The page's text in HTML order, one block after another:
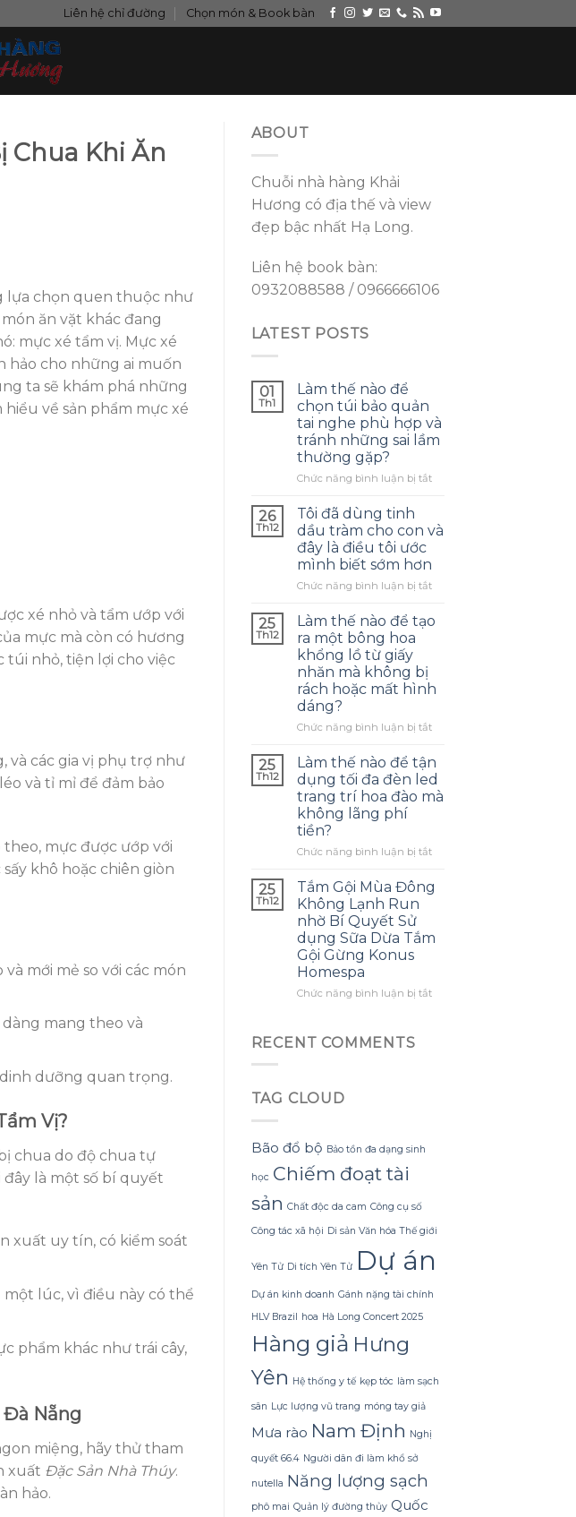
Liên hệ chỉ đường Chọn món & Book bàn
Chua Khi Ăn
lựa chọn quen thuộc như
ăn vặt khác đang
mực xé tẩm vị. Mực xé
hảo cho những ai muốn
ta sẽ khám phá những
về sản phẩm mực xé
xé nhỏ và tẩm ướp với
mực mà còn có hương
túi nhỏ, tiện lợi cho việc
và các gia vị phụ trợ như
và tỉ mỉ để đảm bảo
theo, mực được ướp với
khô hoặc chiên giòn
mới mẻ so với các món
mang theo và
dưỡng quan trọng.
Vị?
chua do độ chua tự
là một số bí quyết
xuất uy tín, có kiểm soát
lúc, vì điều này có thể
phẩm khác như trái cây,
Đà Nẵng
miệng, hãy thử tham
xuất Đặc Sản Nhà Thúy.
hảo.
ABOUT
Chuỗi nhà hàng Khải
Hương có địa thế và view
đẹp bậc nhất Hạ Long.
Liên hệ book bàn:
0932088588 / 0966666106
LATEST POSTS
01
Th1
Làm thế nào để
chọn túi bảo quản
tai nghe phù hợp và
tránh những sai lầm
thường gặp?
Chức năng bình luận bị tắtở
nào
để
túi
bảo
nghe
tránh
gặp?
26
Th12
Tôi đã dùng tinh
dầu tràm cho con và
đây là điều tôi ước
mình biết sớm hơn
Chức năng bình luận bị tắtở
đã
dùng
cho
điều
tôi
ước
hơn
25
Th12
Làm thế nào để tạo
ra một bông hoa
khổng lồ từ giấy
nhăn mà không bị
rách hoặc mất hình
dáng?
Chức năng bình luận bị tắtở
thế
nào
để
tạo
bông
lồ
nhăn
rách
25
Th12
Làm thế nào để tận
dụng tối đa đèn led
trang trí hoa đào mà
không lãng phí
tiền?
Chức năng bình luận bị tắtở
thế
nào
dụng
25
Th12
Tắm Gội Mùa Đông
Không Lạnh Run
nhờ Bí Quyết Sử
dụng Sữa Dừa Tắm
Gội Gừng Konus
Homespa
Chức năng bình luận bị tắtở
Gội
RECENT COMMENTS
TAG CLOUD
Bão đổ bộ Bảo tồn đa dạng sinh
học Chiếm đoạt tài
sản Chất độc da cam Công cụ số
Công tác xã hội Di sản Văn hóa Thế giới
Yên Tử Di tích Yên Tử Dự án
Dự án kinh doanh Gánh nặng tài chính
HLV Brazil hoa Hà Long Concert 2025
Hàng giả Hưng
Yên Hệ thống y tế kẹp tóc làm sạch
sân Lực lượng vũ trang móng tay giả
Mưa rào Nam Định Nghị
quyết 66.4 Người dân đi làm khổ sở
nutella Năng lượng sạch
phô mai Quản lý đường thủy Quốc